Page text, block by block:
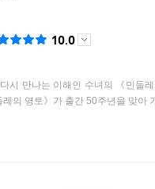
10.0
시 만나는 이해인 수녀의 《민들
의 영토》가 출간 50주년을 맞아